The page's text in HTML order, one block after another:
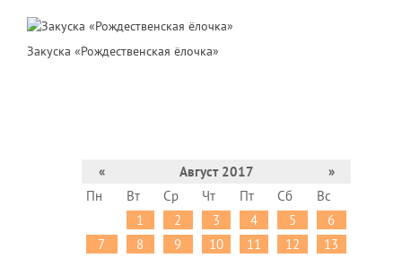
Закуска «Рождественская ёлочка»
« Август 2017
»
Пн
Вт Ср Чт Пт Сб
Вс
1
2 3 4 5
6
7
8 9 10 11 12
13